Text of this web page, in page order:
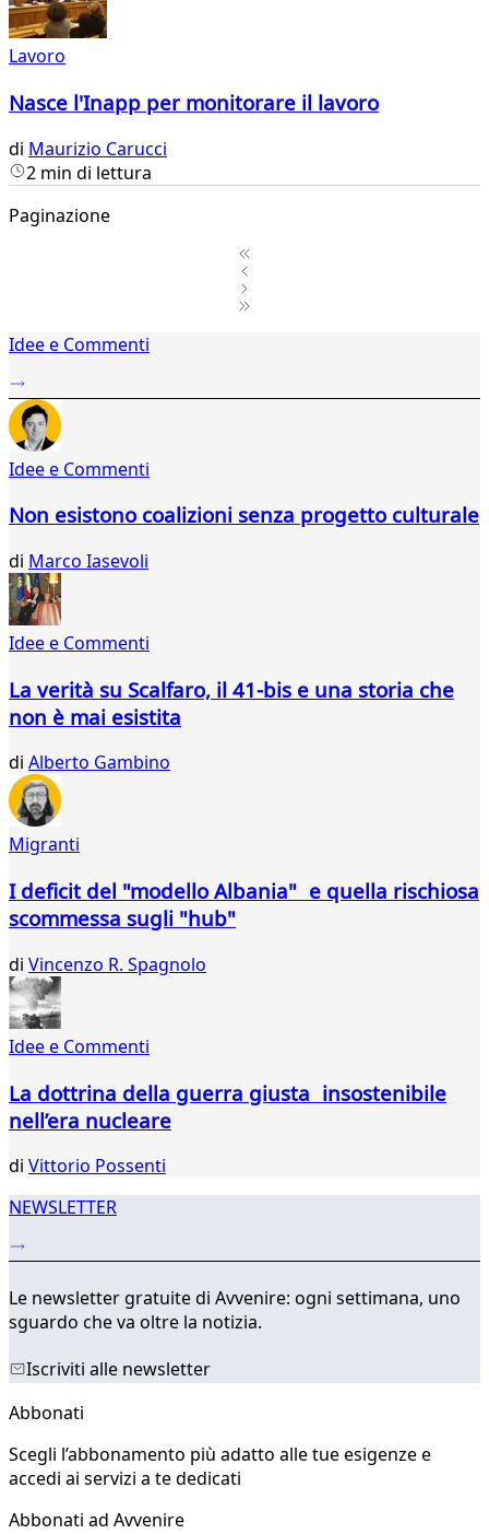
Lavoro
Nasce l'Inapp per monitorare il lavoro
di Maurizio Carucci
2 min di lettura
Paginazione
2
...
Idee e Commenti
Idee e Commenti
Non esistono coalizioni senza progetto culturale
di Marco Iasevoli
Idee e Commenti
La verità su Scalfaro, il 41-bis e una storia che
non è mai esistita
di Alberto Gambino
Migranti
I deficit del "modello Albania" e quella rischiosa
scommessa sugli "hub"
di Vincenzo R. Spagnolo
Idee e Commenti
La dottrina della guerra giusta insostenibile
nell’era nucleare
di Vittorio Possenti
NEWSLETTER
Le newsletter gratuite di Avvenire: ogni settimana, uno
sguardo che va oltre la notizia.
Iscriviti alle newsletter
Abbonati
Scegli l’abbonamento più adatto alle tue esigenze e
accedi ai servizi a te dedicati
Abbonati ad Avvenire